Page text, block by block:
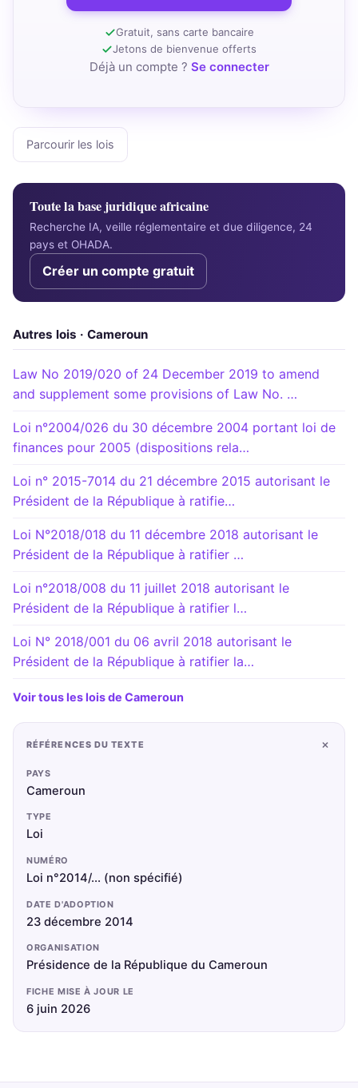
Gratuit, sans carte bancaire
Jetons de bienvenue offerts
Déjà un compte ? Se connecter
Parcourir les lois
Toute la base juridique africaine
Recherche IA, veille réglementaire et due diligence, 24
pays et OHADA.
Créer un compte gratuit
Autres lois · Cameroun
Law No 2019/020 of 24 December 2019 to amend
and supplement some provisions of Law No. …
Loi n°2004/026 du 30 décembre 2004 portant loi de
finances pour 2005 (dispositions rela…
Loi n° 2015-7014 du 21 décembre 2015 autorisant le
Président de la République à ratifie…
Loi N°2018/018 du 11 décembre 2018 autorisant le
Président de la République à ratifier …
Loi n°2018/008 du 11 juillet 2018 autorisant le
Président de la République à ratifier l…
Loi N° 2018/001 du 06 avril 2018 autorisant le
Président de la République à ratifier la…
Voir tous les lois de Cameroun
RÉFÉRENCES DU TEXTE +
PAYS
Cameroun
TYPE
Loi
NUMÉRO
Loi n°2014/... (non spécifié)
DATE D'ADOPTION
23 décembre 2014
ORGANISATION
Présidence de la République du Cameroun
FICHE MISE À JOUR LE
6 juin 2026